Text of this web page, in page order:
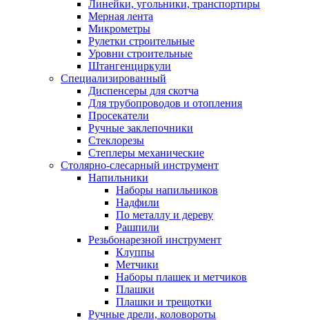
Линейки, угольники, транспортиры
Мерная лента
Микрометры
Рулетки строительные
Уровни строительные
Штангенциркули
Специализированный
Диспенсеры для скотча
Для трубопроводов и отопления
Просекатели
Ручные заклепочники
Стеклорезы
Степлеры механические
Столярно-слесарный инструмент
Напильники
Наборы напильников
Надфили
По металлу и дереву
Рашпили
Резьбонарезной инструмент
Клуппы
Метчики
Наборы плашек и метчиков
Плашки
Плашки и трещотки
Ручные дрели, коловороты